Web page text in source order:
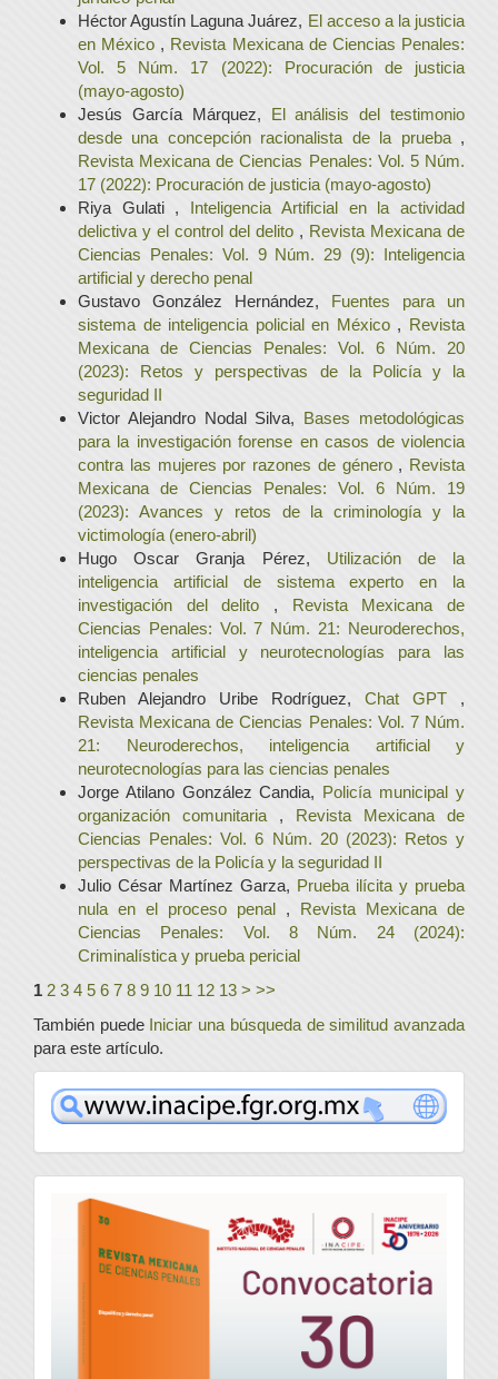
Héctor Agustín Laguna Juárez, El acceso a la justicia
en México , Revista Mexicana de Ciencias Penales:
Vol. 5 Núm. 17 (2022): Procuración de justicia
(mayo-agosto)
Jesús García Márquez, El análisis del testimonio
desde una concepción racionalista de la prueba ,
Revista Mexicana de Ciencias Penales: Vol. 5 Núm.
17 (2022): Procuración de justicia (mayo-agosto)
Riya Gulati , Inteligencia Artificial en la actividad
delictiva y el control del delito , Revista Mexicana de
Ciencias Penales: Vol. 9 Núm. 29 (9): Inteligencia
artificial y derecho penal
Gustavo González Hernández, Fuentes para un
sistema de inteligencia policial en México , Revista
Mexicana de Ciencias Penales: Vol. 6 Núm. 20
(2023): Retos y perspectivas de la Policía y la
seguridad II
Victor Alejandro Nodal Silva, Bases metodológicas
para la investigación forense en casos de violencia
contra las mujeres por razones de género , Revista
Mexicana de Ciencias Penales: Vol. 6 Núm. 19
(2023): Avances y retos de la criminología y la
victimología (enero-abril)
Hugo Oscar Granja Pérez, Utilización de la
inteligencia artificial de sistema experto en la
investigación del delito , Revista Mexicana de
Ciencias Penales: Vol. 7 Núm. 21: Neuroderechos,
inteligencia artificial y neurotecnologías para las
ciencias penales
Ruben Alejandro Uribe Rodríguez, Chat GPT ,
Revista Mexicana de Ciencias Penales: Vol. 7 Núm.
21: Neuroderechos, inteligencia artificial y
neurotecnologías para las ciencias penales
Jorge Atilano González Candia, Policía municipal y
organización comunitaria , Revista Mexicana de
Ciencias Penales: Vol. 6 Núm. 20 (2023): Retos y
perspectivas de la Policía y la seguridad II
Julio César Martínez Garza, Prueba ilícita y prueba
nula en el proceso penal , Revista Mexicana de
Ciencias Penales: Vol. 8 Núm. 24 (2024):
Criminalística y prueba pericial
1 2 3 4 5 6 7 8 9 10 11 12 13 > >>
También puede Iniciar una búsqueda de similitud avanzada
para este artículo.
www
convocatoria